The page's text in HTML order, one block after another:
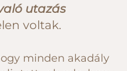
utazás
voltak.
minden akadály